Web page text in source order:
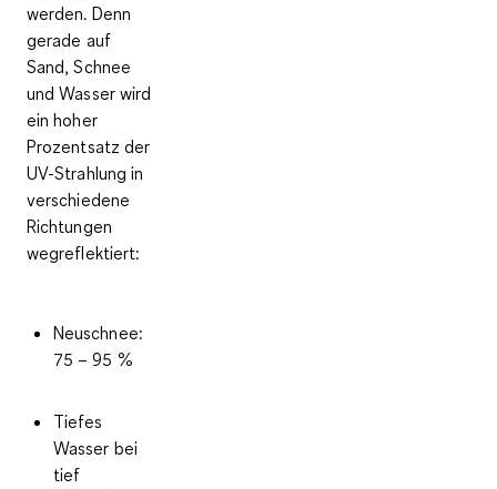
werden. Denn
gerade auf
Sand, Schnee
und Wasser wird
ein hoher
Prozentsatz der
UV-Strahlung in
verschiedene
Richtungen
wegreflektiert:
Neuschnee:
75 – 95 %
Tiefes
Wasser bei
tief